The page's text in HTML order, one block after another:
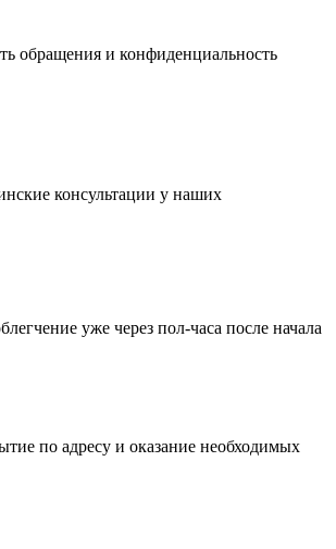
обращения и конфиденциальность
консультации у наших
уже через пол-часа после начала
по адресу и оказание необходимых